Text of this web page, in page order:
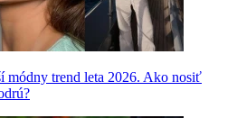
módny trend leta 2026. Ako nosiť